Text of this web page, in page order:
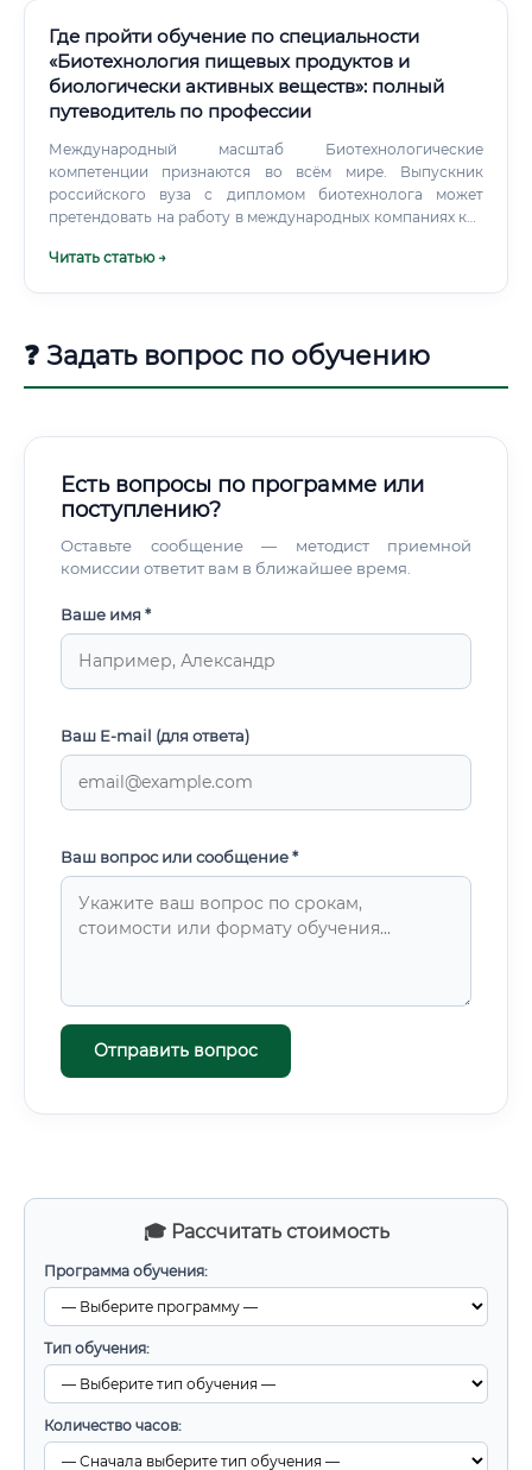
🎓 Рассчитать стоимость
Программа обучения:
Тип обучения:
Количество часов:
Где пройти обучение по специальности
«Биотехнология пищевых продуктов и
биологически активных веществ»: полный
путеводитель по профессии
Международный масштаб Биотехнологические
компетенции признаются во всём мире. Выпускник
российского вуза с дипломом биотехнолога может
претендовать на работу в международных компаниях как
Читать статью →
❓ Задать вопрос по обучению
Есть вопросы по программе или
поступлению?
Оставьте сообщение — методист приемной
комиссии ответит вам в ближайшее время.
Ваше имя *
Ваш E-mail (для ответа)
Ваш вопрос или сообщение *
Отправить вопрос